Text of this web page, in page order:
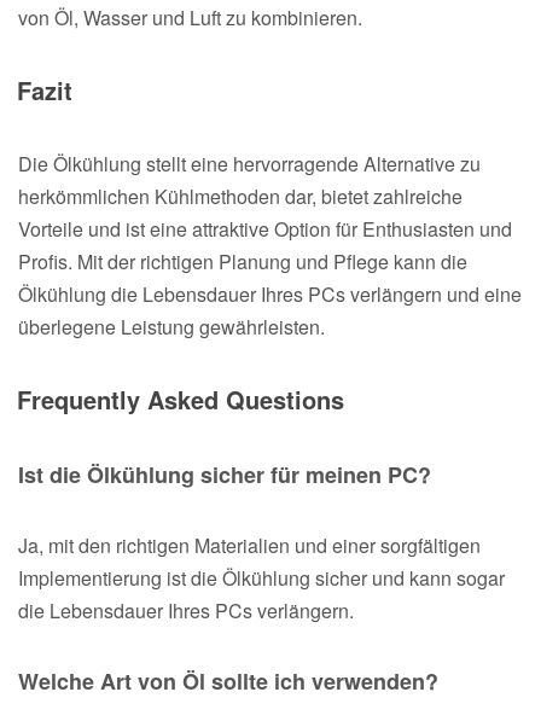
von Öl, Wasser und Luft zu kombinieren.
Fazit
Die Ölkühlung stellt eine hervorragende Alternative zu
herkömmlichen Kühlmethoden dar, bietet zahlreiche
Vorteile und ist eine attraktive Option für Enthusiasten und
Profis. Mit der richtigen Planung und Pflege kann die
Ölkühlung die Lebensdauer Ihres PCs verlängern und eine
überlegene Leistung gewährleisten.
Frequently Asked Questions
Ist die Ölkühlung sicher für meinen PC?
Ja, mit den richtigen Materialien und einer sorgfältigen
Implementierung ist die Ölkühlung sicher und kann sogar
die Lebensdauer Ihres PCs verlängern.
Welche Art von Öl sollte ich verwenden?